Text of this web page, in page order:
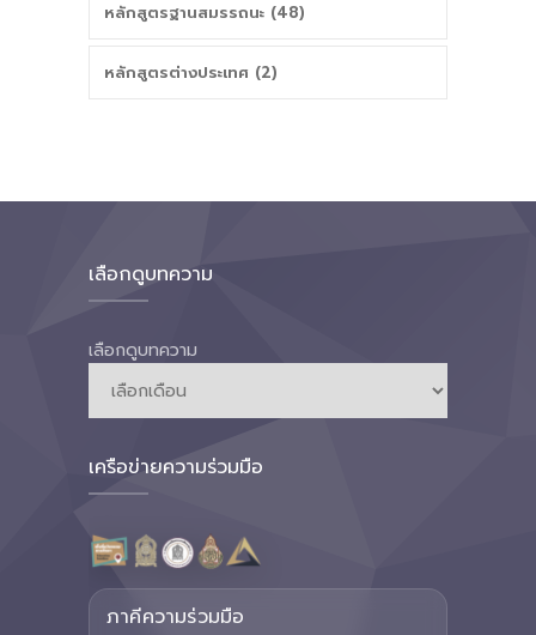
หลักสูตรฐานสมรรถนะ (48)
หลักสูตรต่างประเทศ (2)
เลือกดูบทความ
เลือกดูบทความ
เครือข่ายความร่วมมือ
ภาคีความร่วมมือ